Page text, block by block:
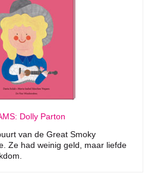
Dolly Parton
van de Great Smoky
Ze had weinig geld, maar liefde